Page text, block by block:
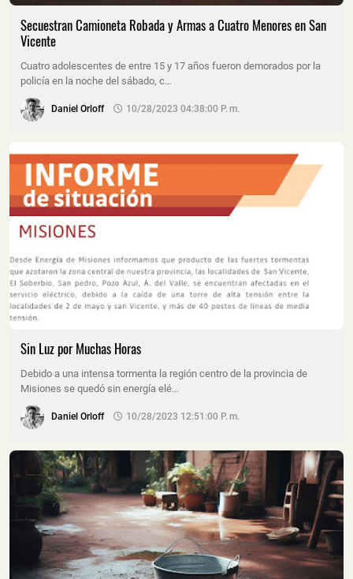
Secuestran Camioneta Robada y Armas a Cuatro Menores en San
Vicente
Cuatro adolescentes de entre 15 y 17 años fueron demorados por la
policía en la noche del sábado, c…
Daniel Orloff 10/28/2023 04:38:00 P. M.
Sin Luz por Muchas Horas
Debido a una intensa tormenta la región centro de la provincia de
Misiones se quedó sin energía elé…
Daniel Orloff 10/28/2023 12:51:00 P. M.